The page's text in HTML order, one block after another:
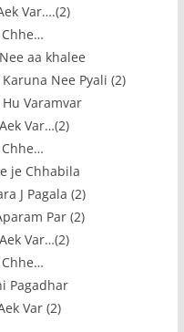
Var….(2)
aa khalee
Nee Pyali (2)
Varamvar
Var…(2)
je Chhabila
J Pagala (2)
Par (2)
Var…(2)
Pagadhar
Var (2)